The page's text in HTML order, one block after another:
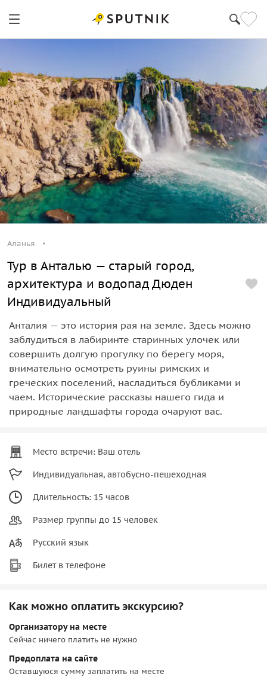
Аланья
Тур в Анталью — старый город,
архитектура и водопад Дюден
Индивидуальный
Анталия — это история рая на земле. Здесь можно
заблудиться в лабиринте старинных улочек или
совершить долгую прогулку по берегу моря,
внимательно осмотреть руины римских и
греческих поселений, насладиться бубликами и
чаем. Исторические рассказы нашего гида и
природные ландшафты города очаруют вас.
Место встречи: Ваш отель
Индивидуальная, автобусно-пешеходная
Длительность: 15 часов
Размер группы до 15 человек
Русский язык
Билет в телефоне
Как можно оплатить экскурсию?
Организатору на месте
Сейчас ничего платить не нужно
Предоплата на сайте
Оставшуюся сумму заплатить на месте